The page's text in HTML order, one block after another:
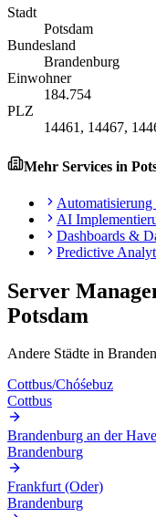
Stadt
Potsdam
Bundesland
Brandenburg
Einwohner
184.754
PLZ
14461, 14467,
Mehr Services in
AI
Dashboards &
Predictive
Server
Potsdam
Andere Städte in
Cottbus/Chóśebuz
Cottbus
Brandenburg an der
Brandenburg
Frankfurt (Oder)
Brandenburg